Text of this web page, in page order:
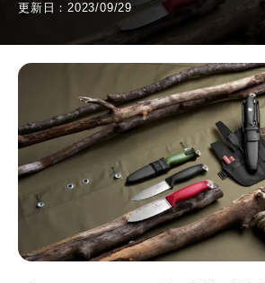
更新日：2023/09/29